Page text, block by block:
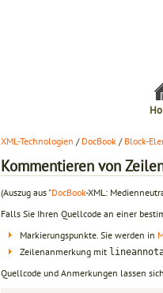
XML-Technologien / DocBook / Block-
Kommentieren von
(Auszug aus "DocBook-XML:
Falls Sie Ihren Quellcode an einer
Markierungspunkte. Sie werden in
Zeilenanmerkung mit
Quellcode und Anmerkungen lassen